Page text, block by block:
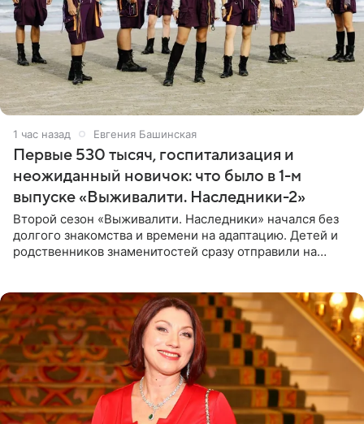
1 час назад Евгения Башинская
Первые 530 тысяч, госпитализация и
неожиданный новичок: что было в 1-м
выпуске «Выживалити. Наследники-2»
Второй сезон «Выживалити. Наследники» начался без
долгого знакомства и времени на адаптацию. Детей и
родственников знаменитостей сразу отправили на